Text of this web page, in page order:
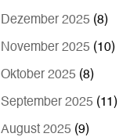
Dezember 2025 (8)
November 2025 (10)
Oktober 2025 (8)
September 2025 (11)
August 2025 (9)